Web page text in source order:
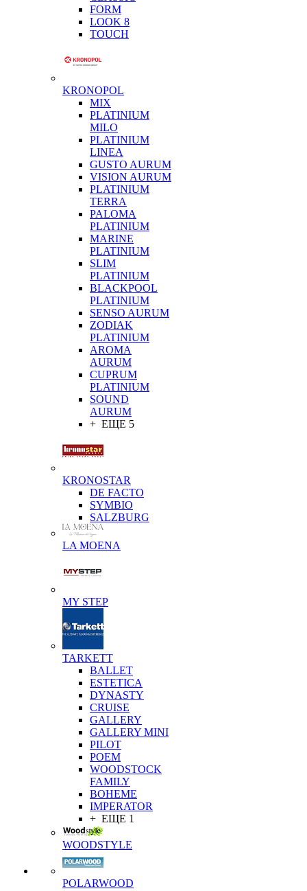
FORM
LOOK 8
TOUCH
KRONOPOL
MIX
PLATINIUM
MILO
PLATINIUM
LINEA
GUSTO AURUM
VISION AURUM
PLATINIUM
TERRA
PALOMA
PLATINIUM
MARINE
PLATINIUM
SLIM
PLATINIUM
BLACKPOOL
PLATINIUM
SENSO AURUM
ZODIAK
PLATINIUM
AROMA
AURUM
CUPRUM
PLATINIUM
SOUND
AURUM
+ ЕЩЕ 5
KRONOSTAR
DE FACTO
SYMBIO
SALZBURG
LA MOENA
MY STEP
TARKETT
BALLET
ESTETICA
DYNASTY
CRUISE
GALLERY
GALLERY MINI
PILOT
POEM
WOODSTOCK
FAMILY
BOHEME
IMPERATOR
+ ЕЩЕ 1
WOODSTYLE
POLARWOOD